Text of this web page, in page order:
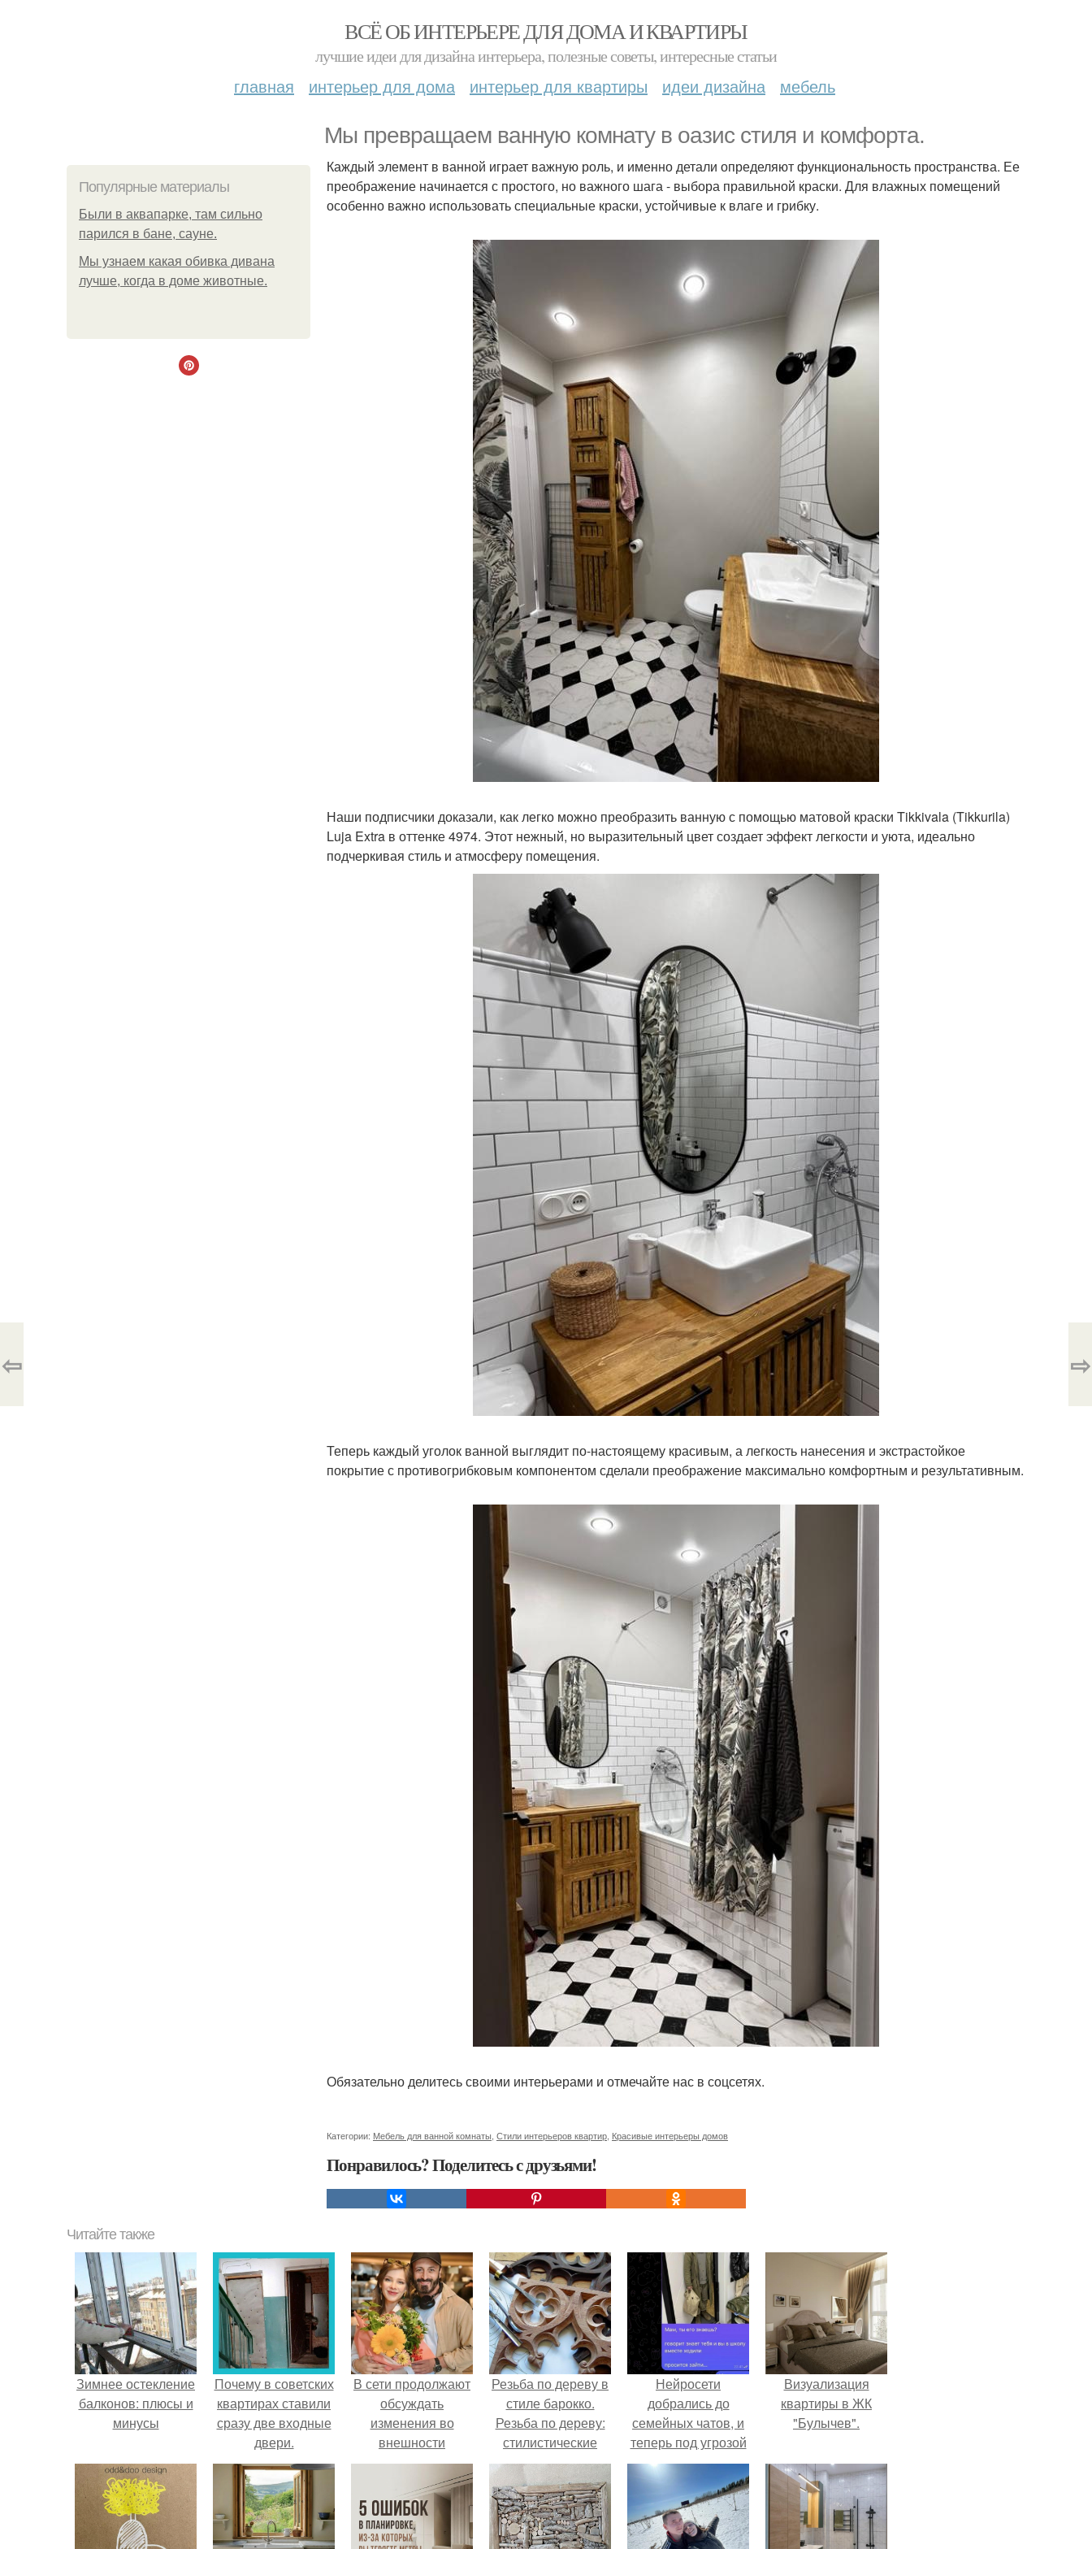
ВСЁ ОБ ИНТЕРЬЕРЕ ДЛЯ ДОМА И КВАРТИРЫ
лучшие идеи для дизайна интерьера, полезные советы, интересные статьи
главная интерьер для дома интерьер для квартиры идеи дизайна мебель
Мы превращаем ванную комнату в оазис стиля и комфорта.
Популярные материалы
Были в аквапарке, там сильно
парился в бане, сауне.
Мы узнаем какая обивка дивана
лучше, когда в доме животные.
Каждый элемент в ванной играет важную роль, и именно детали определяют функциональность пространства. Ее
преображение начинается с простого, но важного шага - выбора правильной краски. Для влажных помещений
особенно важно использовать специальные краски, устойчивые к влаге и грибку.
Наши подписчики доказали, как легко можно преобразить ванную с помощью матовой краски Tikkivala (Tikkurila)
Luja Extra в оттенке 4974. Этот нежный, но выразительный цвет создает эффект легкости и уюта, идеально
подчеркивая стиль и атмосферу помещения.
Теперь каждый уголок ванной выглядит по-настоящему красивым, а легкость нанесения и экстрастойкое
покрытие с противогрибковым компонентом сделали преображение максимально комфортным и результативным.
Обязательно делитесь своими интерьерами и отмечайте нас в соцсетях.
Категории: Мебель для ванной комнаты Стили интерьеров квартир Красивые интерьеры домов
Понравилось? Поделитесь с друзьями!
⇦ ⇨
Читайте также
Зимнее остекление
балконов: плюсы и
минусы
Почему в советских
квартирах ставили
сразу две входные
двери.
В сети продолжают
обсуждать
изменения во
внешности
актрисы.
Резьба по дереву в
стиле барокко.
Резьба по дереву:
стилистические
направления и
характерные узоры.
Нейросети
добрались до
семейных чатов, и
теперь под угрозой
мамины нервы.
Визуализация
квартиры в ЖК
"Булычев".